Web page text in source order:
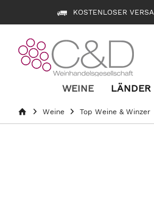
KOSTENLOSER
WEINE LÄNDER
Weine Top Weine & Winzer